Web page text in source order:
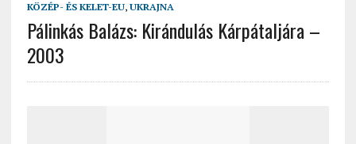
KÖZÉP- ÉS KELET-EU, UKRAJNA
Pálinkás Balázs: Kirándulás Kárpátaljára –
2003